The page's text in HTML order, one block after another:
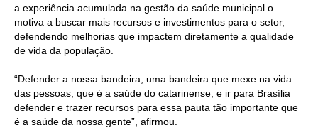
a experiência acumulada na gestão da saúde municipal o
motiva a buscar mais recursos e investimentos para o setor,
defendendo melhorias que impactem diretamente a qualidade
de vida da população.
“Defender a nossa bandeira, uma bandeira que mexe na vida
das pessoas, que é a saúde do catarinense, e ir para Brasília
defender e trazer recursos para essa pauta tão importante que
é a saúde da nossa gente”, afirmou.